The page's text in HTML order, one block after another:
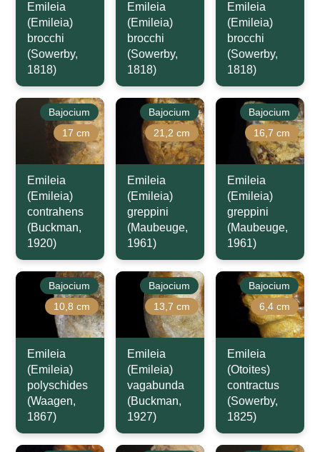
Emileia
(Emileia)
brocchi
(Sowerby,
1818)
Emileia
(Emileia)
brocchi
(Sowerby,
1818)
Emileia
(Emileia)
brocchi
(Sowerby,
1818)
Bajocium
17 cm
Emileia
(Emileia)
contrahens
(Buckman,
1920)
Bajocium
21,2 cm
Emileia
(Emileia)
greppini
(Maubeuge,
1961)
Bajocium
16,7 cm
Emileia
(Emileia)
greppini
(Maubeuge,
1961)
Bajocium
10,8 cm
Emileia
(Emileia)
polyschides
(Waagen,
1867)
Bajocium
13,7 cm
Emileia
(Emileia)
vagabunda
(Buckman,
1927)
Bajocium
6,4 cm
Emileia
(Otoites)
contractus
(Sowerby,
1825)